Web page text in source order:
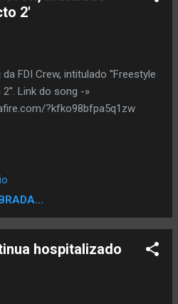
2'
FDI Crew, intitulado ''Freestyle
Link do song -»
?kfko98bfpa5q1zw
hospitalizado